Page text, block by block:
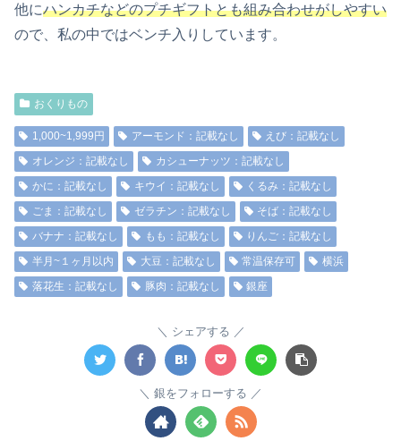
他にハンカチなどのプチギフトとも組み合わせがしやすい
ので、私の中ではベンチ入りしています。
おくりもの
1,000~1,999円 アーモンド：記載なし
えび：記載なし
オレンジ：記載なし
カシューナッツ：記載なし
かに：記載なし
キウイ：記載なし
くるみ：記載なし
ごま：記載なし
ゼラチン：記載なし
そば：記載なし
バナナ：記載なし
もも：記載なし
りんご：記載なし
半月~１ヶ月以内
大豆：記載なし 常温保存可
横浜
落花生：記載なし
豚肉：記載なし 銀座
シェアする
銀をフォローする